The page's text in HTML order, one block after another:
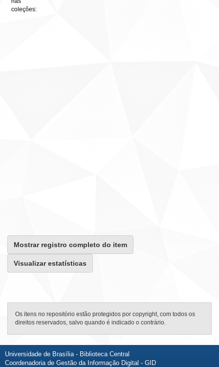
coleções:
Mostrar registro completo do item
Visualizar estatísticas
Os itens no repositório estão protegidos por copyright, com todos os
direitos reservados, salvo quando é indicado o contrário.
Universidade de Brasília - Biblioteca Central
Coordenadoria de Gestão da Informação Digital - GID